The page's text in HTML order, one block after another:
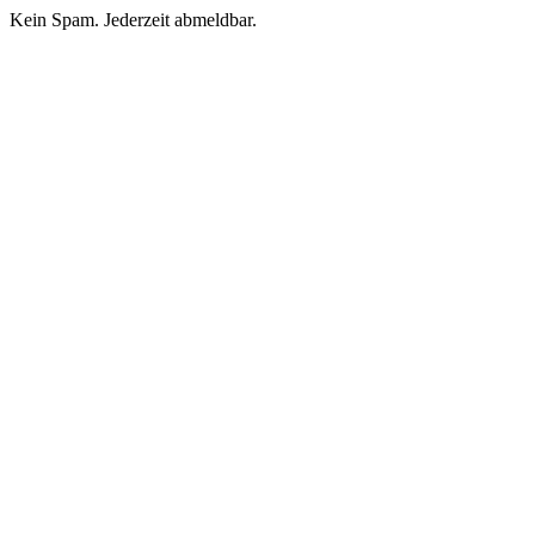
Kein Spam. Jederzeit abmeldbar.